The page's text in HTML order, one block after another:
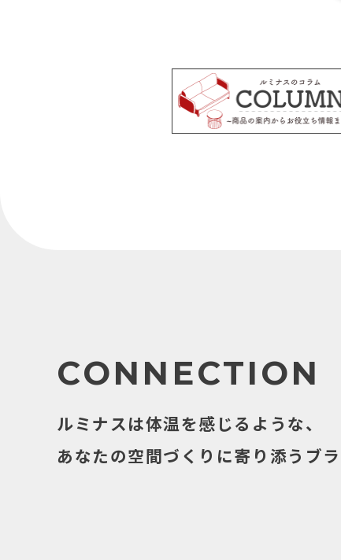
CONNECTION
ルミナスは体温を感じるような、
あなたの空間づくりに寄り添うブラ